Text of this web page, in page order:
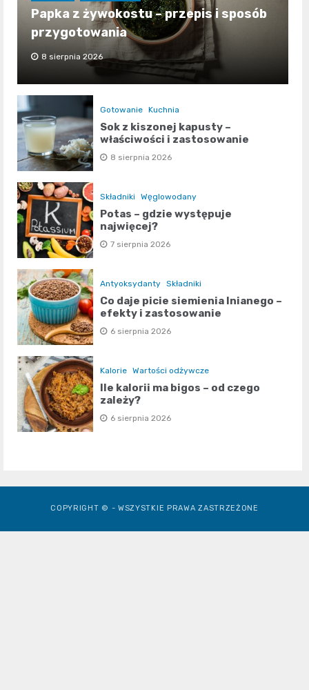
Papka z żywokostu – przepis i sposób
przygotowania
8 sierpnia 2026
Gotowanie Kuchnia
Sok z kiszonej kapusty –
właściwości i zastosowanie
8 sierpnia 2026
Składniki Węglowodany
Potas – gdzie występuje
najwięcej?
7 sierpnia 2026
Antyoksydanty Składniki
Co daje picie siemienia lnianego –
efekty i zastosowanie
6 sierpnia 2026
Kalorie Wartości odżywcze
Ile kalorii ma bigos – od czego
zależy?
6 sierpnia 2026
COPYRIGHT © - WSZYSTKIE PRAWA ZASTRZEŻONE